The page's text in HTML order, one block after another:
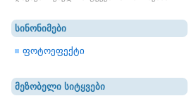
სინონიმები
ფოტოეფექტი
მეზობელი სიტყვები